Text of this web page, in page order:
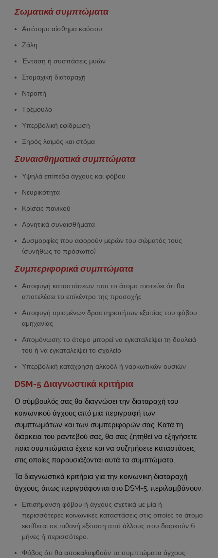
Σωματικά συμπτώματα
Απότομο αίσθημα καύσου
Ζάλη
Ένταση ή συσπάσεις μυών
Στομαχική διαταραχή
Ντροπή
Τρέμουλο
Υπερβολική εφίδρωση
Ξηρός λαιμός και στόμα
Συναισθηματικά συμπτώματα
Υψηλά επίπεδα άγχους και φόβου
Νευρικότητα
Κρίσεις πανικού
Αρνητικά συναισθήματα
Δυσμορφίες που αφορούν μερών του σώματός τους
(συνήθως το πρόσωπο)
Συμπεριφορικά συμπτώματα
Αποφυγή καταστάσεων που το άτομο πιστεύει ότι θα
αποτελέσει το επίκέντρο της προσοχής
Αποφυγή ορισμένων δραστηριοτήτων εξαιτίας του φόβου
αμηχανίας
Απομόνωση: το άτομο μπορεί να εγκαταλείψει τη δουλειά
του ή να εγκαταλείψει το σχολείο
Υπερβολική κατάχρηση αλκοόλ ή ναρκωτικών ουσιών
DSM-5 Διαγνωστικά κριτήρια
Ο σύμβουλός σας θα διαγνώσει την διαταραχή του
κοινωνικού άγχους από μια περιγραφή των
συμπτωμάτων και των συμπεριφορών σας. Κατά τη
διάρκεια του ραντεβού σας, θα σας ζητηθεί να εξηγήσετε
ποια συμπτώματα έχετε και να συζητήσετε καταστάσεις
στις οποίες παρουσιάζονται αυτά τα συμπτώματα.
Τα διαγνωστικά κριτήρια για την κοινωνική διαταραχή
άγχους, όπως περιγράφονται στο DSM-5, περιλαμβάνουν:
Επισήμανση φόβου ή άγχους σχετικά με μία ή
περισσότερες κοινωνικές καταστάσεις στις οποίες το άτομο
εκτίθεται σε πιθανή εξέταση από άλλους που διαρκούν 6
μήνες ή περισσότερο.
Φόβος ότι θα αποκαλυφθούν τα συμπτώματα άγχους